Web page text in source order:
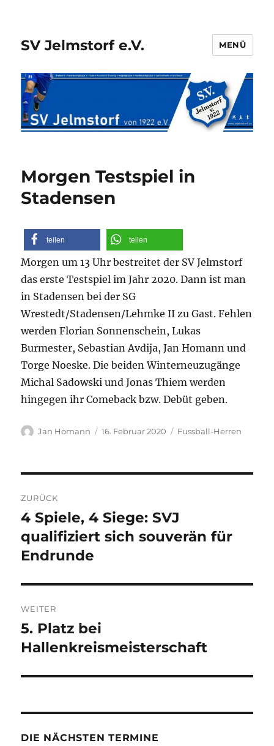
SV Jelmstorf e.V. MENÜ
Morgen Testspiel in
Stadensen
teilen teilen
Morgen um 13 Uhr bestreitet der SV Jelmstorf
das erste Testspiel im Jahr 2020. Dann ist man
in Stadensen bei der SG
Wrestedt/Stadensen/Lehmke II zu Gast. Fehlen
werden Florian Sonnenschein, Lukas
Burmester, Sebastian Avdija, Jan Homann und
Torge Noeske. Die beiden Winterneuzugänge
Michal Sadowski und Jonas Thiem werden
hingegen ihr Comeback bzw. Debüt geben.
Autor
Jan Homann
Veröffentlicht
16. Februar 2020 Kategorien
Fussball-Herren
ZURÜCK
Vorheriger
Beitrag:
4 Spiele, 4 Siege: SVJ
qualifiziert sich souverän für
Endrunde
WEITER
Nächster
Beitrag:
5. Platz bei
Hallenkreismeisterschaft
DIE NÄCHSTEN TERMINE